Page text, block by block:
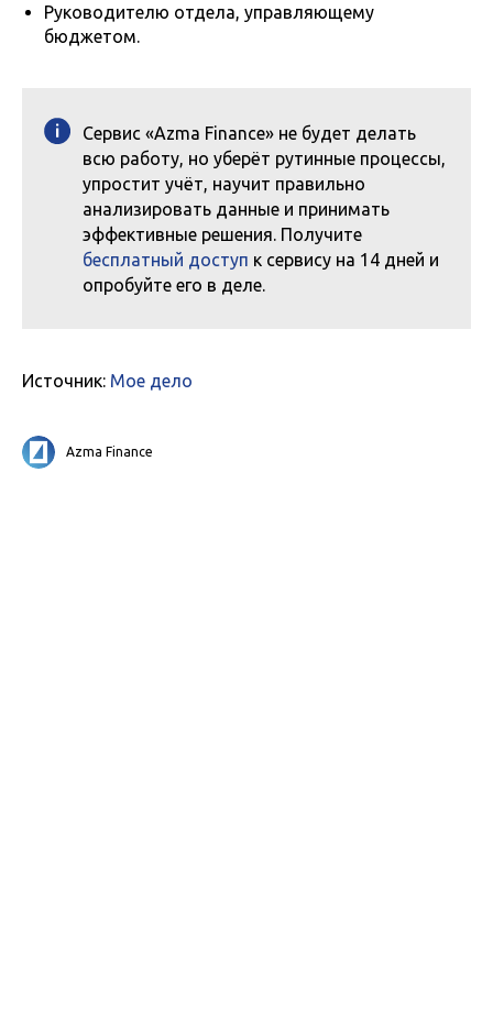
Руководителю отдела, управляющему
бюджетом.
Сервис «Azma Finance» не будет делать
всю работу, но уберёт рутинные процессы,
упростит учёт, научит правильно
анализировать данные и принимать
эффективные решения. Получите
бесплатный доступ к сервису на 14 дней и
опробуйте его в деле.
Источник: Мое дело
Azma Finance